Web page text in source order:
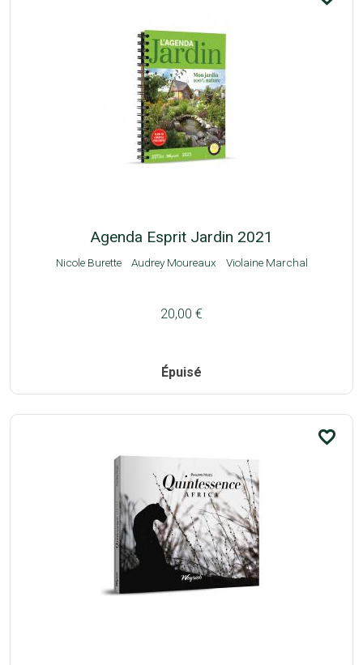
Agenda Esprit Jardin 2021
Nicole Burette Audrey Moureaux Violaine Marchal
20,00 €
Épuisé
favorite_border